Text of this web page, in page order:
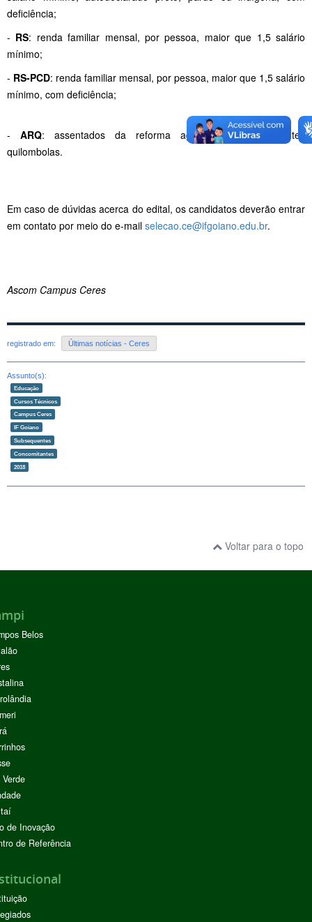
deficiência;
- RS: renda familiar mensal, por pessoa, maior que 1,5 salário
mínimo;
- RS-PCD: renda familiar mensal, por pessoa, maior que 1,5 salário
mínimo, com deficiência;
- ARQ: assentados da reforma agrária e remanescentes
quilombolas.
Em caso de dúvidas acerca do edital, os candidatos deverão entrar
em contato por meio do e-mail selecao.ce@ifgoiano.edu.br.
Ascom Campus Ceres
registrado em: Últimas notícias - Ceres
Assunto(s):
Educação
Cursos Técnicos
Campus Ceres
IF Goiano
Subsequentes
Concomitantes
2018
Voltar para o topo
Belos
de Inovação
de Referência